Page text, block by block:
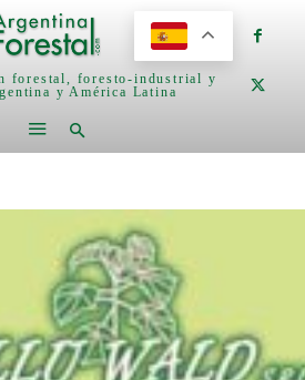
forestal, foresto-industrial y
y América Latina